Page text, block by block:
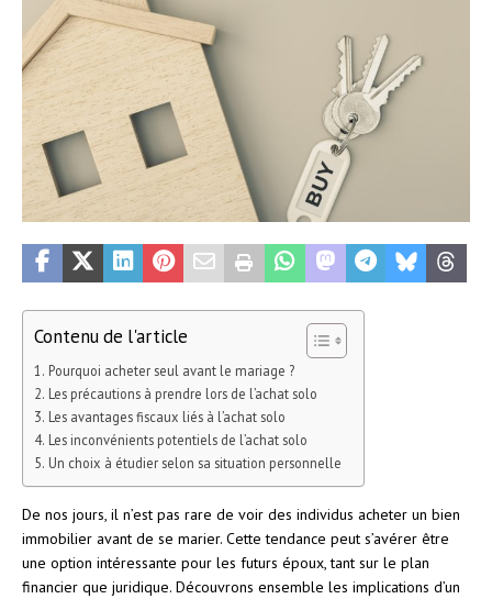
Contenu de l'article
Pourquoi acheter seul avant le mariage ?
Les précautions à prendre lors de l’achat solo
Les avantages fiscaux liés à l’achat solo
Les inconvénients potentiels de l’achat solo
Un choix à étudier selon sa situation personnelle
De nos jours, il n’est pas rare de voir des individus acheter un bien
immobilier avant de se marier. Cette tendance peut s’avérer être
une option intéressante pour les futurs époux, tant sur le plan
financier que juridique. Découvrons ensemble les implications d’un